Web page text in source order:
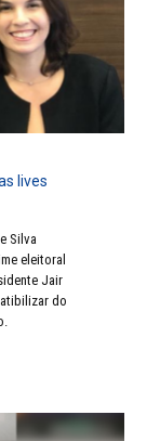
lives
Silva
eleitoral
Jair
do